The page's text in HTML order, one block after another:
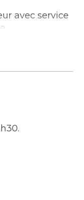
avec service
grillades